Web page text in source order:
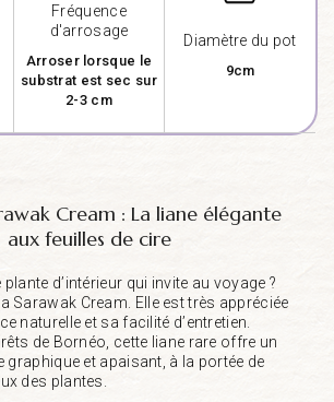
Fréquence
d'arrosage
Arroser lorsque le
substrat est sec sur
2-3 cm
Diamètre du pot
9cm
Cream : La liane élégante
aux feuilles de cire
d’intérieur qui invite au voyage ?
Sarawak Cream. Elle est très appréciée
naturelle et sa facilité d’entretien.
de Bornéo, cette liane rare offre un
graphique et apaisant, à la portée de
des plantes.